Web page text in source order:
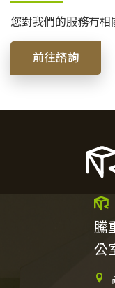
您對我們的服務有相
前往諮詢
騰
公